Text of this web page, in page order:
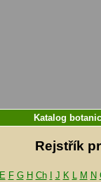
Katalog
Rejstřík
E F G H Ch J K L M N